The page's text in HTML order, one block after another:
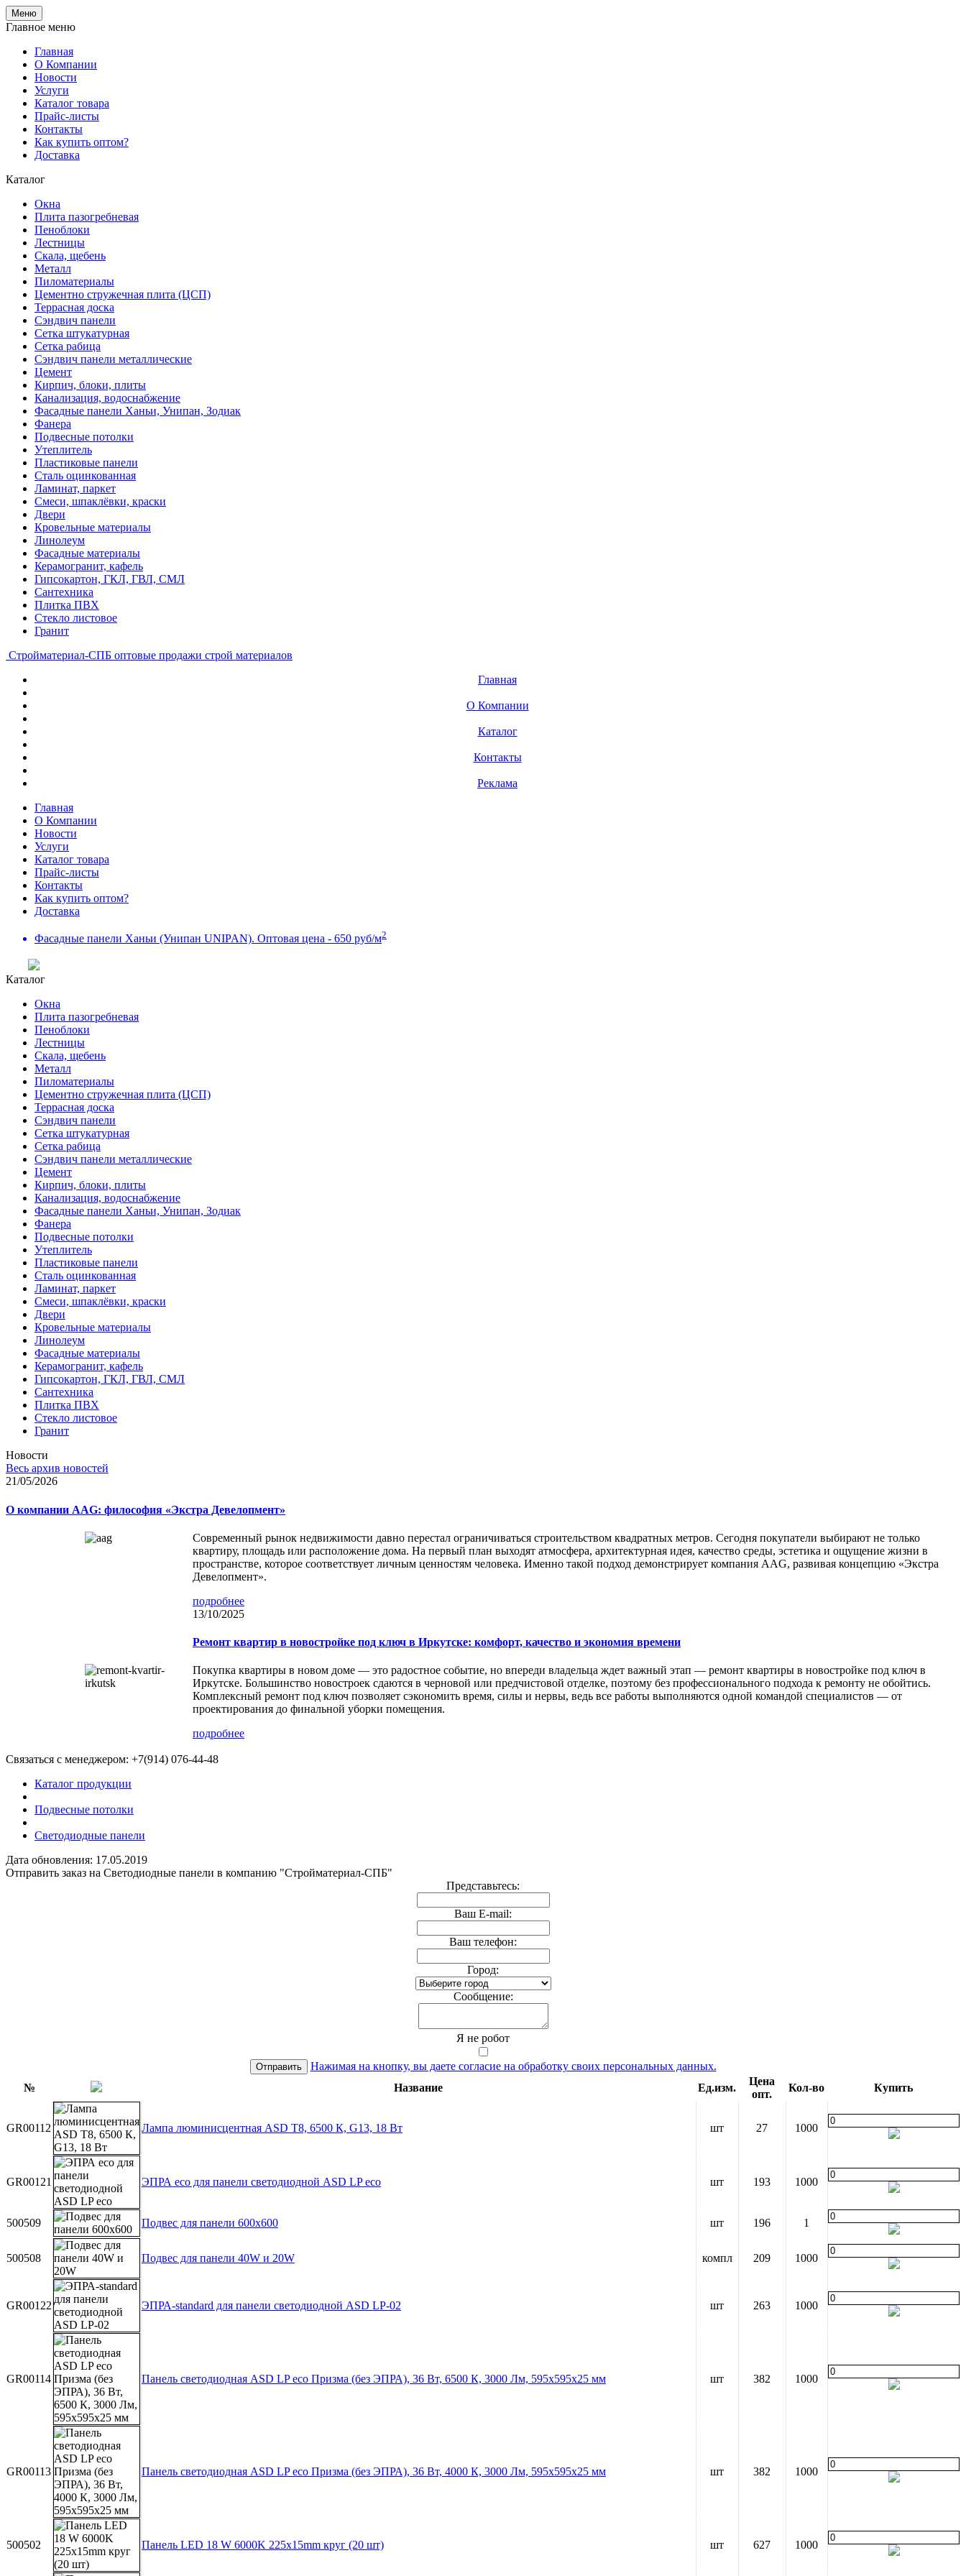
Меню
Главное меню
Главная
О Компании
Новости
Услуги
Каталог товара
Прайс-листы
Контакты
Как купить оптом?
Доставка
Каталог
Окна
Плита пазогребневая
Пеноблоки
Лестницы
Скала, щебень
Металл
Пиломатериалы
Цементно стружечная плита (ЦСП)
Террасная доска
Сэндвич панели
Сетка штукатурная
Сетка рабица
Сэндвич панели металлические
Цемент
Кирпич, блоки, плиты
Канализация, водоснабжение
Фасадные панели Ханьи, Унипан, Зодиак
Фанера
Подвесные потолки
Утеплитель
Пластиковые панели
Сталь оцинкованная
Ламинат, паркет
Смеси, шпаклёвки, краски
Двери
Кровельные материалы
Линолеум
Фасадные материалы
Керамогранит, кафель
Гипсокартон, ГКЛ, ГВЛ, СМЛ
Сантехника
Плитка ПВХ
Стекло листовое
Гранит
Стройматериал-СПБ оптовые продажи строй материалов
Главная
О Компании
Каталог
Контакты
Реклама
Главная
О Компании
Новости
Услуги
Каталог товара
Прайс-листы
Контакты
Как купить оптом?
Доставка
Фасадные панели Ханьи (Унипан UNIPAN). Оптовая цена - 650 руб/м2
Каталог
Окна
Плита пазогребневая
Пеноблоки
Лестницы
Скала, щебень
Металл
Пиломатериалы
Цементно стружечная плита (ЦСП)
Террасная доска
Сэндвич панели
Сетка штукатурная
Сетка рабица
Сэндвич панели металлические
Цемент
Кирпич, блоки, плиты
Канализация, водоснабжение
Фасадные панели Ханьи, Унипан, Зодиак
Фанера
Подвесные потолки
Утеплитель
Пластиковые панели
Сталь оцинкованная
Ламинат, паркет
Смеси, шпаклёвки, краски
Двери
Кровельные материалы
Линолеум
Фасадные материалы
Керамогранит, кафель
Гипсокартон, ГКЛ, ГВЛ, СМЛ
Сантехника
Плитка ПВХ
Стекло листовое
Гранит
Новости
Весь архив новостей
21/05/2026
О компании AAG: философия «Экстра Девелопмент»
Современный рынок недвижимости давно перестал ограничиваться строительством квадратных метров. Сегодня покупатели выбирают не только
квартиру, площадь или расположение дома. На первый план выходят атмосфера, архитектурная идея, качество среды, эстетика и ощущение жизни в
пространстве, которое соответствует личным ценностям человека. Именно такой подход демонстрирует компания AAG, развивая концепцию «Экстра
Девелопмент».
подробнее
13/10/2025
Ремонт квартир в новостройке под ключ в Иркутске: комфорт, качество и экономия времени
Покупка квартиры в новом доме — это радостное событие, но впереди владельца ждет важный этап — ремонт квартиры в новостройке под ключ в
Иркутске. Большинство новостроек сдаются в черновой или предчистовой отделке, поэтому без профессионального подхода к ремонту не обойтись.
Комплексный ремонт под ключ позволяет сэкономить время, силы и нервы, ведь все работы выполняются одной командой специалистов — от
проектирования до финальной уборки помещения.
подробнее
Связаться с менеджером: +7(914) 076-44-48
Каталог продукции
Подвесные потолки
Светодиодные панели
Дата обновления: 17.05.2019
Отправить заказ на Светодиодные панели в компанию "Стройматериал-СПБ"
Представьтесь:
Ваш E-mail:
Ваш телефон:
Город:
Cообщение:
Я не робот
Отправить
Нажимая на кнопку, вы даете согласие на обработку своих персональных данных.
№
Название Ед.изм.
Цена
опт.
Кол-во Купить
GR00112 Лампа люминисцентная ASD T8, 6500 К, G13, 18 Вт шт 27 1000
GR00121 ЭПРА eco для панели светодиодной ASD LP eco шт 193 1000
500509 Подвес для панели 600x600 шт 196 1
500508 Подвес для панели 40W и 20W компл 209 1000
GR00122 ЭПРА-standard для панели светодиодной ASD LP-02 шт 263 1000
GR00114 Панель светодиодная ASD LP eco Призма (без ЭПРА), 36 Вт, 6500 К, 3000 Лм, 595x595x25 мм шт 382 1000
GR00113 Панель светодиодная ASD LP eco Призма (без ЭПРА), 36 Вт, 4000 К, 3000 Лм, 595x595x25 мм шт 382 1000
500502 Панель LED 18 W 6000K 225x15mm круг (20 шт) шт 627 1000